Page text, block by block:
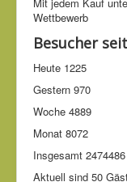
Wettbe­werb
Besucher
Heute 1225
Gestern 970
Woche 4889
Monat 8072
Insgesamt 2474486
Aktuell sind 50